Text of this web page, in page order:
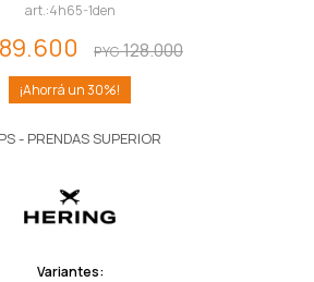
4h65-1den
89.600 PYG128.000
30
- PRENDAS SUPERIOR
Variantes: